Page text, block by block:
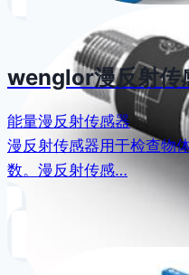
wenglor漫反射传
能量漫反射传感器
漫反射传感器用于检查物
数。漫反射传感…